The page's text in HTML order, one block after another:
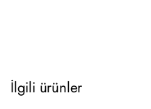
İlgili ürünler